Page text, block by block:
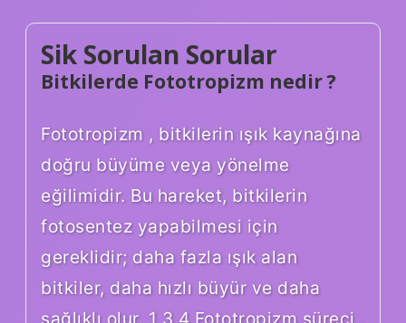
Sik Sorulan Sorular
Bitkilerde Fototropizm nedir ?
Fototropizm , bitkilerin ışık kaynağına
doğru büyüme veya yönelme
eğilimidir. Bu hareket, bitkilerin
fotosentez yapabilmesi için
gereklidir; daha fazla ışık alan
bitkiler, daha hızlı büyür ve daha
sağlıklı olur. 1 3 4 Fototropizm süreci ,